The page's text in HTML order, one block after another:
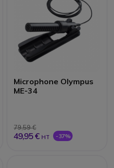
Microphone Olympus
ME-34
79,59 €
49,95 € HT -37%